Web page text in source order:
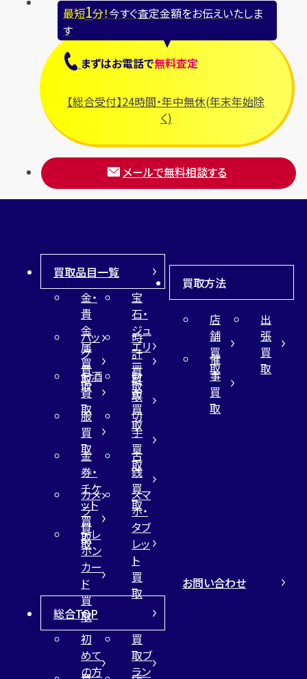
最短1分！今すぐ査定金額をお伝えいたしま
す
まずはお電話で無料査定
【総合受付】24時間・年中無休(年末年始除
く)
メールで無料相談する
買取品目一覧
金・
貴
金
属
買
取
宝
石・
ジュ
エリ
ー
買
取
バッ
グ
買
取
時
計
買
取
お酒
買
取
財
布
買
取
服
買
取
切
手
買
取
金
券・
チケ
ット
買
取
古
銭
買
取
カメ
ラ
買
取
スマ
ホ・
タブ
レッ
ト
買
取
テレ
ホン
カー
ド
買
取
買取方法
店
舗
買
取
出
張
買
取
催
事
買
取
総合TOP
初
めて
の方
買
取ブ
ラン
お問い合わせ